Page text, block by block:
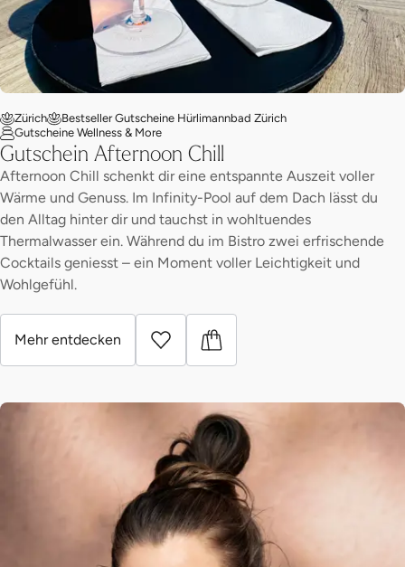
Zürich
Bestseller Gutscheine Hürlimannbad Zürich
Gutscheine Wellness & More
Gutschein Afternoon Chill
Afternoon Chill schenkt dir eine entspannte Auszeit voller
Wärme und Genuss. Im Infinity-Pool auf dem Dach lässt du
den Alltag hinter dir und tauchst in wohltuendes
Thermalwasser ein. Während du im Bistro zwei erfrischende
Cocktails geniesst – ein Moment voller Leichtigkeit und
Wohlgefühl.
Mehr entdecken